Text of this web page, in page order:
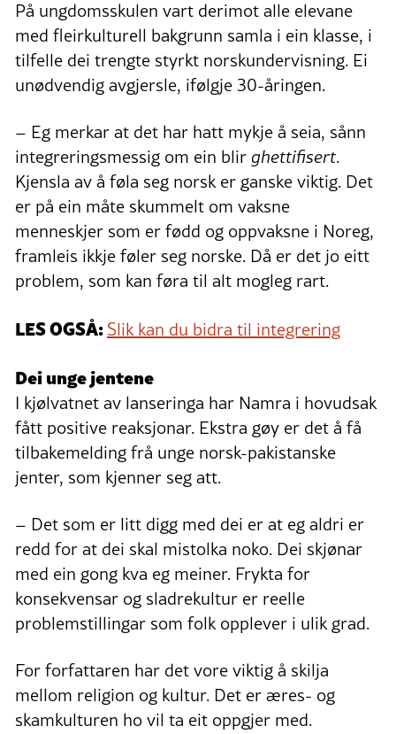
På ungdomsskulen vart derimot alle elevane
med fleirkulturell bakgrunn samla i ein klasse, i
tilfelle dei trengte styrkt norskundervisning. Ei
unødvendig avgjersle, ifølgje 30-åringen.
– Eg merkar at det har hatt mykje å seia, sånn
integreringsmessig om ein blirghettifisert.
Kjensla av å føla seg norsk er ganske viktig. Det
er på ein måte skummelt om vaksne
menneskjer som er fødd og oppvaksne i Noreg,
framleis ikkje føler seg norske. Då er det jo eitt
problem, som kan føra til alt mogleg rart.
LES OGSÅ:Slik kan du bidra til integrering
Dei unge jentene
I kjølvatnet av lanseringa har Namra i hovudsak
fått positive reaksjonar. Ekstra gøy er det å få
tilbakemelding frå unge norsk-pakistanske
jenter, som kjenner seg att.
– Det som er litt digg med dei er at eg aldri er
redd for at dei skal mistolka noko. Dei skjønar
med ein gong kva eg meiner. Frykta for
konsekvensar og sladrekultur er reelle
problemstillingar som folk opplever i ulik grad.
For forfattaren har det vore viktig å skilja
mellom religion og kultur. Det er æres- og
skamkulturen ho vil ta eit oppgjer med.